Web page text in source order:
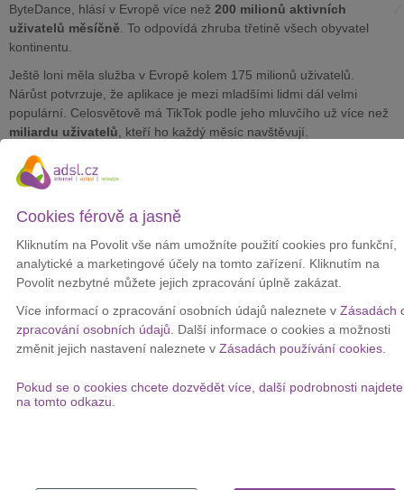
ByteDance, hlásí v Evropě více než 200 milionů aktivních
uživatelů měsíčně . To odpovídá zhruba třetině všech obyvatel
kontinentu.
Ještě loni měla služba v Evropě kolem 175 milionů uživatelů.
Nárůst potvrzuje, že aplikace je mezi mladšími lidmi dál velmi
populární. Celosvětově má TikTok podle jeho mluvčího už více než
miliardu uživatelů , kteří ho každý měsíc navštěvují.
Firma ale čelí
dostala v květnu od hlavního regulátora ochrany osobních údajů
Ve Spojených státech se TikTok dostal pod tlak administrativy
prezidenta Donalda Trumpa, která prosazuje, aby ByteDance
prodal své americké aktivity. Spor se táhne už několik let a stále
není vyřešen.
Kromě růstu počtu uživatelů se ByteDance připravuje také na
odkup akcií od zaměstnanců. Podle informací agentury Reuters
by měl ohodnotit celou firmu na více než 330 miliard dolarů (6,84
Popularita TikToku tak stále roste, i když se společnost zároveň
Cookies férově a jasně
Kliknutím na Povolit vše nám umožníte použití cookies pro funkční,
analytické a marketingové účely na tomto zařízení. Kliknutím na
Povolit nezbytné můžete jejich zpracování úplně zakázat.
Více informací o zpracování osobních údajů naleznete v Zásadách
zpracování osobních údajů . Další informace o cookies a možnosti
změnit jejich nastavení naleznete v Zásadách používání cookies.
Pokud se o cookies chcete dozvědět více, další podrobnosti najdete
na tomto odkazu.